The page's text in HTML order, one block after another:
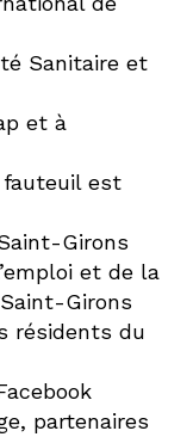
Sanitaire et
et à
fauteuil est
Girons
et de la
Girons
résidents du
partenaires